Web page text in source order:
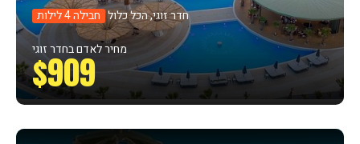
חדר זוגי, הכל כלול חבילה 4 לילות
מחיר לאדם בחדר זוגי
$909